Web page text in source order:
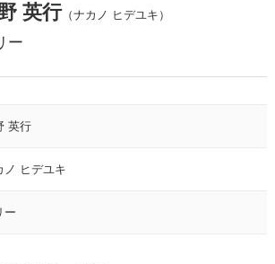
英行（ナカノ ヒデユキ）
ー
英行
ノ ヒデユキ
ー